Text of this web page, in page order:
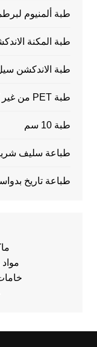
طبة ألمنيوم
طبة المكنة
طبة الاندكشن
طبة PET من غير كرتون
طبة 10 سم
طباعة سليف
طباعة تاريخ